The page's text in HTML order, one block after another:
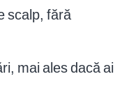
scalp, fără
mai ales dacă ai